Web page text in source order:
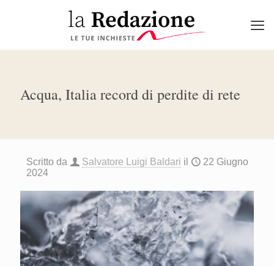
Acqua, Italia record di perdite di rete
Scritto da Salvatore Luigi Baldari il
22 Giugno
2024